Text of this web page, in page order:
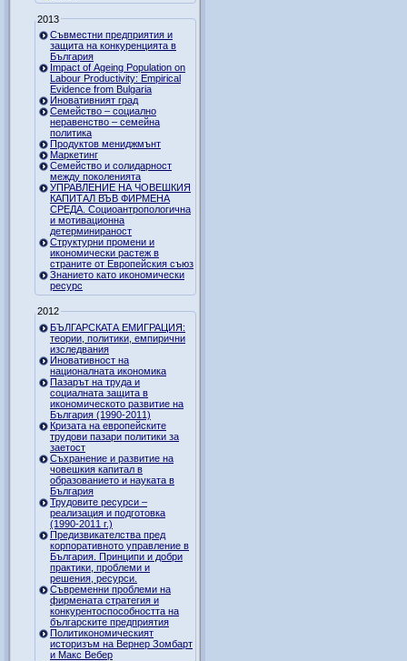
2013
Съвместни предприятия и
защита на конкуренцията в
България
Impact of Ageing Population on
Labour Productivity: Empirical
Evidence from Bulgaria
Иновативният град
Семейство – социално
неравенство – семейна
политика
Продуктов мениджмънт
Маркетинг
Семейство и солидарност
между поколенията
УПРАВЛЕНИЕ НА ЧОВЕШКИЯ
КАПИТАЛ ВЪВ ФИРМЕНА
СРЕДА. Социоантропологична
и мотивационна
детерминираност
Структурни промени и
икономически растеж в
страните от Европейския съюз
Знанието като икономически
ресурс
2012
БЪЛГАРСКАТА ЕМИГРАЦИЯ:
теории, политики, емпирични
изследвания
Иновативност на
националната икономика
Пазарът на труда и
социалната защита в
икономическото развитие на
България (1990-2011)
Кризата на европейските
трудови пазари политики за
заетост
Съхранение и развитие на
човешкия капитал в
образованието и науката в
България
Трудовите ресурси –
реализация и подготовка
(1990-2011 г.)
Предизвикателства пред
корпоративното управление в
България. Принципи и добри
практики, проблеми и
решения, ресурси.
Съвременни проблеми на
фирмената стратегия и
конкурентоспособността на
българските предприятия
Политикономическият
историзъм на Вернер Зомбарт
и Макс Вебер